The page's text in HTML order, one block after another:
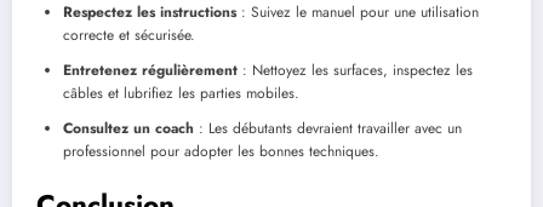
Respectez les instructions: Suivez le manuel pour une utilisation
correcte et sécurisée.
Entretenez régulièrement : Nettoyez les surfaces, inspectez les
câbles et lubrifiez les parties mobiles.
Consultez un coach : Les débutants devraient travailler avec un
professionnel pour adopter les bonnes techniques.